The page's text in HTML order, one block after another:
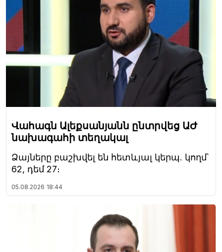
Վահագն Ալեքսանյանն ընտրվեց ԱԺ
նախագահի տեղակալ
Ձայները բաշխվել են հետևյալ կերպ. կողմ՝
62, դեմ 27։
05.08.2026 18:44